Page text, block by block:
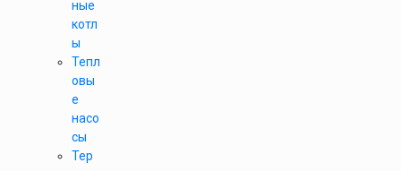
ные
котл
ы
Тепл
овы
е
насо
сы
Тер